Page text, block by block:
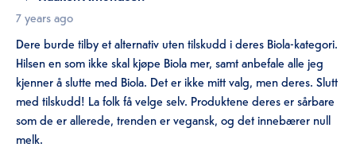
7 years ago
Dere burde tilby et alternativ uten tilskudd i deres Biola-kategori.
Hilsen en som ikke skal kjøpe Biola mer, samt anbefale alle jeg
kjenner å slutte med Biola. Det er ikke mitt valg, men deres. Slutt
med tilskudd! La folk få velge selv. Produktene deres er sårbare
som de er allerede, trenden er vegansk, og det innebærer null
melk.